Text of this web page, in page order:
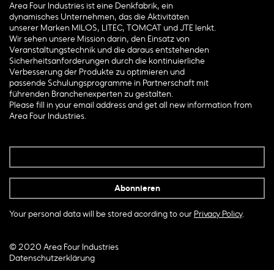
Area Four Industries ist eine Denkfabrik, ein
dynamisches Unternehmen, das die Aktivitäten
unserer Marken MILOS, LITEC, TOMCAT und JTE lenkt.
Wir sehen unsere Mission darin, den Einsatz von
Veranstaltungstechnik und die daraus entstehenden
Sicherheitsanforderungen durch die kontinuierliche
Verbesserung der Produkte zu optimieren und
passende Schulungsprogramme in Partnerschaft mit
führenden Branchenexperten zu gestalten.
Please fill in your email address and get all new information from
Area Four Industries.
Your personal data will be stored acording to our Privacy Policy.
© 2020 Area Four Industries
Datenschutzerklärung